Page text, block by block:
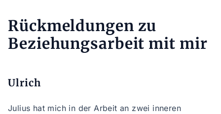
Rückmeldungen zu
Beziehungsarbeit mit mir
Ulrich
Julius hat mich in der Arbeit an zwei inneren